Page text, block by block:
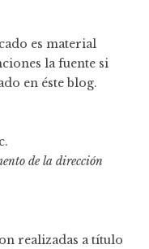
es material
la fuente si
en éste blog.
de la dirección
realizadas a título